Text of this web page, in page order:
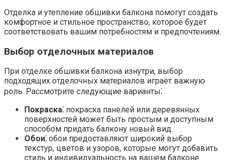
Отделка и утепление обшивки балкона помогут создать
комфортное и стильное пространство, которое будет
соответствовать вашим потребностям и предпочтениям.​
Выбор отделочных материалов
При отделке обшивки балкона изнутри, выбор
подходящих отделочных материалов играет важную
роль.​ Рассмотрите следующие варианты⁚
Покраска⁚ покраска панелей или деревянных
поверхностей может быть простым и доступным
способом придать балкону новый вид.​
Обои⁚ обои предоставляют широкий выбор
текстур, цветов и узоров, которые могут добавить
стиль и индивидуальность на вашем балконе.​